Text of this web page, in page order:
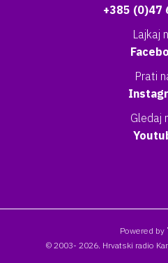
+385 (0)47
Lajkaj
Prati
Gledaj
Powered by
© 2003- 2026. Hrvatski radio